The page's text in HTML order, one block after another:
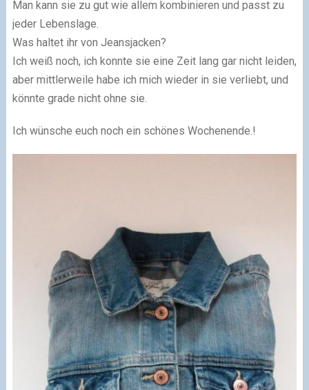
Man kann sie zu gut wie allem kombinieren und passt zu
jeder Lebenslage.
Was haltet ihr von Jeansjacken?
Ich weiß noch, ich konnte sie eine Zeit lang gar nicht leiden,
aber mittlerweile habe ich mich wieder in sie verliebt, und
könnte grade nicht ohne sie.
Ich wünsche euch noch ein schönes Wochenende.!